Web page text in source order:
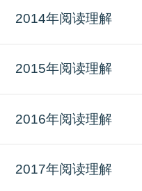
2014年阅读理解
2015年阅读理解
2016年阅读理解
2017年阅读理解